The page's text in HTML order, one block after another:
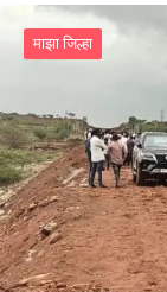
माझा जिल्हा